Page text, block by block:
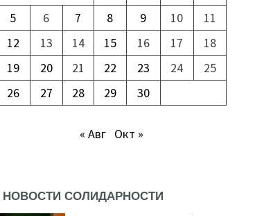
5
6 7 8 9 10
11
12
13 14 15 16 17
18
19
20 21 22 23 24
25
26
27 28 29 30
« Авг Окт »
НОВОСТИ СОЛИДАРНОСТИ